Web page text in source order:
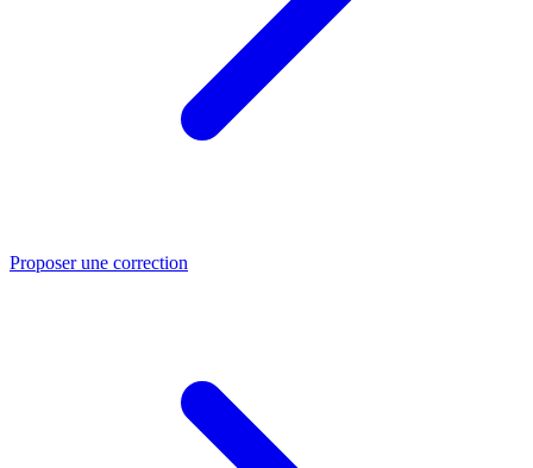
Proposer une correction